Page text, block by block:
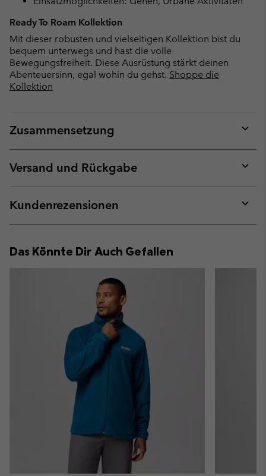
Ready To Roam Kollektion
Mit dieser robusten und vielseitigen Kollektion bist du
bequem unterwegs und hast die volle
Bewegungsfreiheit. Diese Ausrüstung stärkt deinen
Abenteuersinn, egal wohin du gehst. Shoppe die
Kollektion
Zusammensetzung
or
Versand und Rückgabe
or
Kundenrezensionen
or
Das Könnte Dir Auch Gefallen